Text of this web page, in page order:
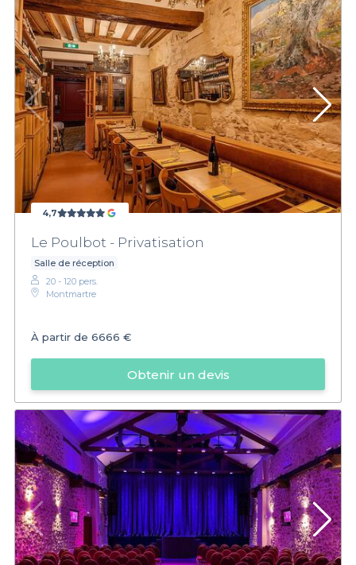
4,7
Le Poulbot - Privatisation
Salle de réception
20 - 120 pers.
Montmartre
À partir de 6666 €
Obtenir un devis